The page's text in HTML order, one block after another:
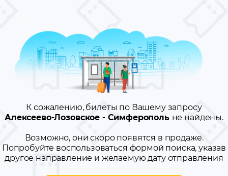
К сожалению, билеты по Вашему запросу
Алексеево-Лозовское - Симферополь не найдены.
Возможно, они скоро появятся в продаже.
Попробуйте воспользоваться формой поиска, указав
другое направление и желаемую дату отправления